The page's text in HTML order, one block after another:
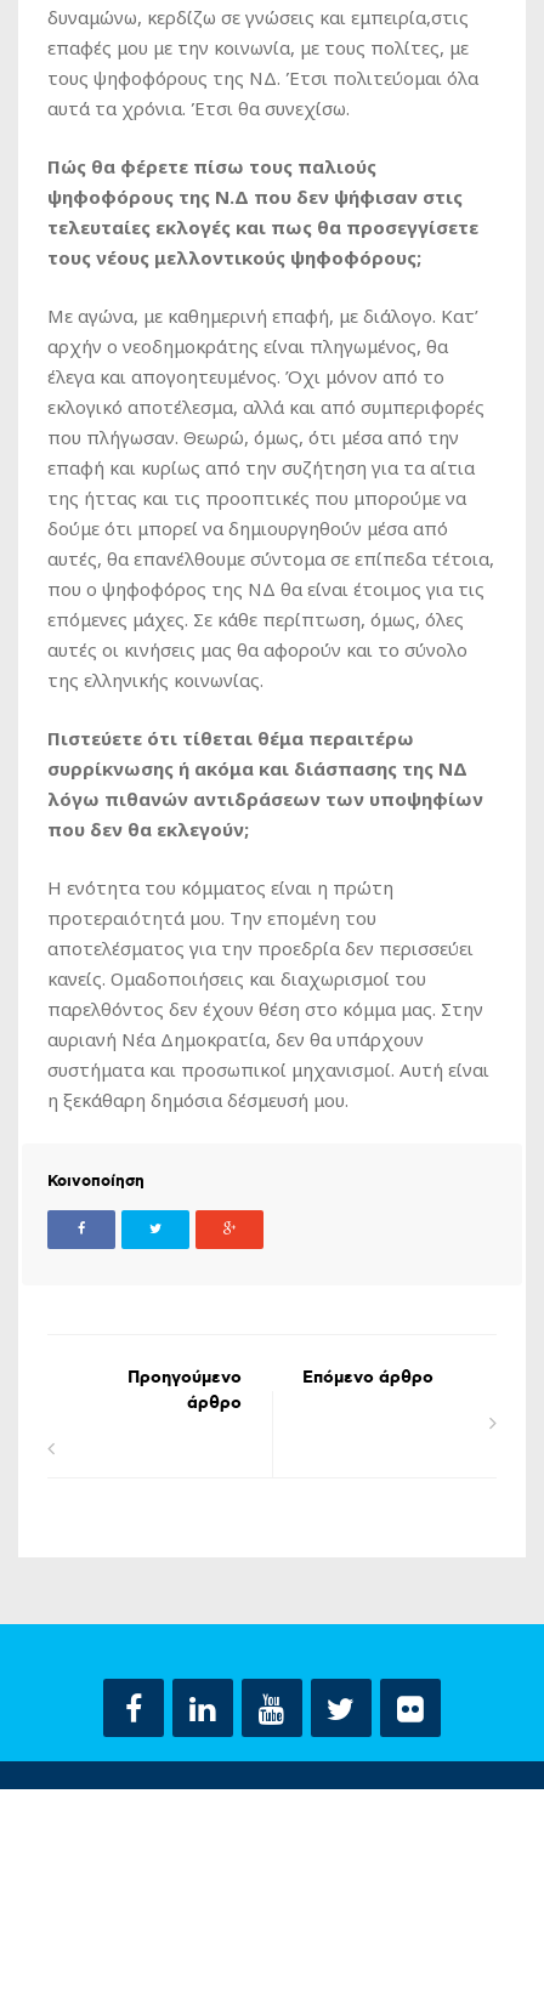
δυναμώνω, κερδίζω σε γνώσεις και εμπειρία,στις
επαφές μου με την κοινωνία, με τους πολίτες, με
τους ψηφοφόρους της ΝΔ. Έτσι πολιτεύομαι όλα
αυτά τα χρόνια. Έτσι θα συνεχίσω.
Πώς θα φέρετε πίσω τους παλιούς
ψηφοφόρους της Ν.Δ που δεν ψήφισαν στις
τελευταίες εκλογές και πως θα προσεγγίσετε
τους νέους μελλοντικούς ψηφοφόρους;
Με αγώνα, με καθημερινή επαφή, με διάλογο. Κατ’
αρχήν ο νεοδημοκράτης είναι πληγωμένος, θα
έλεγα και απογοητευμένος. Όχι μόνον από το
εκλογικό αποτέλεσμα, αλλά και από συμπεριφορές
που πλήγωσαν. Θεωρώ, όμως, ότι μέσα από την
επαφή και κυρίως από την συζήτηση για τα αίτια
της ήττας και τις προοπτικές που μπορούμε να
δούμε ότι μπορεί να δημιουργηθούν μέσα από
αυτές, θα επανέλθουμε σύντομα σε επίπεδα τέτοια,
που ο ψηφοφόρος της ΝΔ θα είναι έτοιμος για τις
επόμενες μάχες. Σε κάθε περίπτωση, όμως, όλες
αυτές οι κινήσεις μας θα αφορούν και το σύνολο
της ελληνικής κοινωνίας.
Πιστεύετε ότι τίθεται θέμα περαιτέρω
συρρίκνωσης ή ακόμα και διάσπασης της ΝΔ
λόγω πιθανών αντιδράσεων των υποψηφίων
που δεν θα εκλεγούν;
Η ενότητα του κόμματος είναι η πρώτη
προτεραιότητά μου. Την επομένη του
αποτελέσματος για την προεδρία δεν περισσεύει
κανείς. Ομαδοποιήσεις και διαχωρισμοί του
παρελθόντος δεν έχουν θέση στο κόμμα μας. Στην
αυριανή Νέα Δημοκρατία, δεν θα υπάρχουν
συστήματα και προσωπικοί μηχανισμοί. Αυτή είναι
η ξεκάθαρη δημόσια δέσμευσή μου.
Κοινοποίηση
Προηγούμενο
άρθρο
Επόμενο άρθρο